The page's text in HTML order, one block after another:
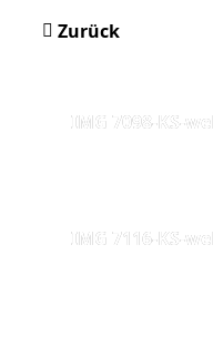
Zurück
IMG 7098-KS-
IMG 7116-KS-